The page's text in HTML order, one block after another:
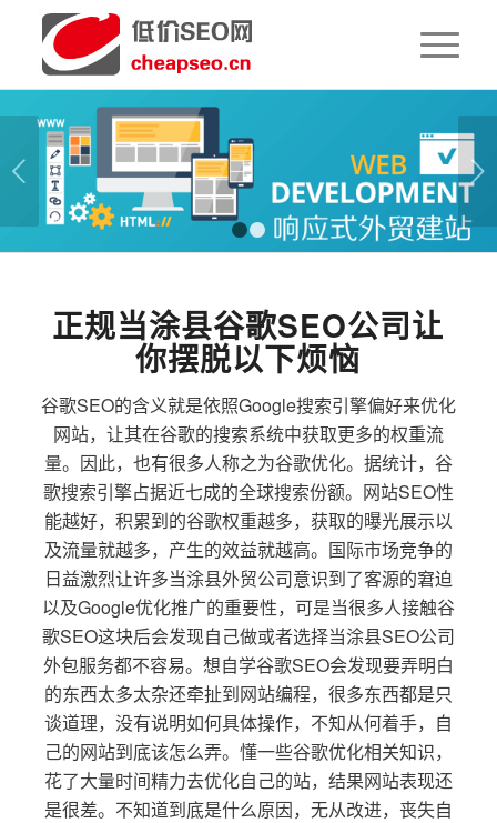
下一页
1 2
正规当涂县谷歌SEO公司让
你摆脱以下烦恼
谷歌SEO的含义就是依照Google搜索引擎偏好来优化
网站，让其在谷歌的搜索系统中获取更多的权重流
量。因此，也有很多人称之为谷歌优化。据统计，谷
歌搜索引擎占据近七成的全球搜索份额。网站SEO性
能越好，积累到的谷歌权重越多，获取的曝光展示以
及流量就越多，产生的效益就越高。国际市场竞争的
日益激烈让许多当涂县外贸公司意识到了客源的窘迫
以及Google优化推广的重要性，可是当很多人接触谷
歌SEO这块后会发现自己做或者选择当涂县SEO公司
外包服务都不容易。想自学谷歌SEO会发现要弄明白
的东西太多太杂还牵扯到网站编程，很多东西都是只
谈道理，没有说明如何具体操作，不知从何着手，自
己的网站到底该怎么弄。懂一些谷歌优化相关知识，
花了大量时间精力去优化自己的站，结果网站表现还
是很差。不知道到底是什么原因，无从改进，丧失自